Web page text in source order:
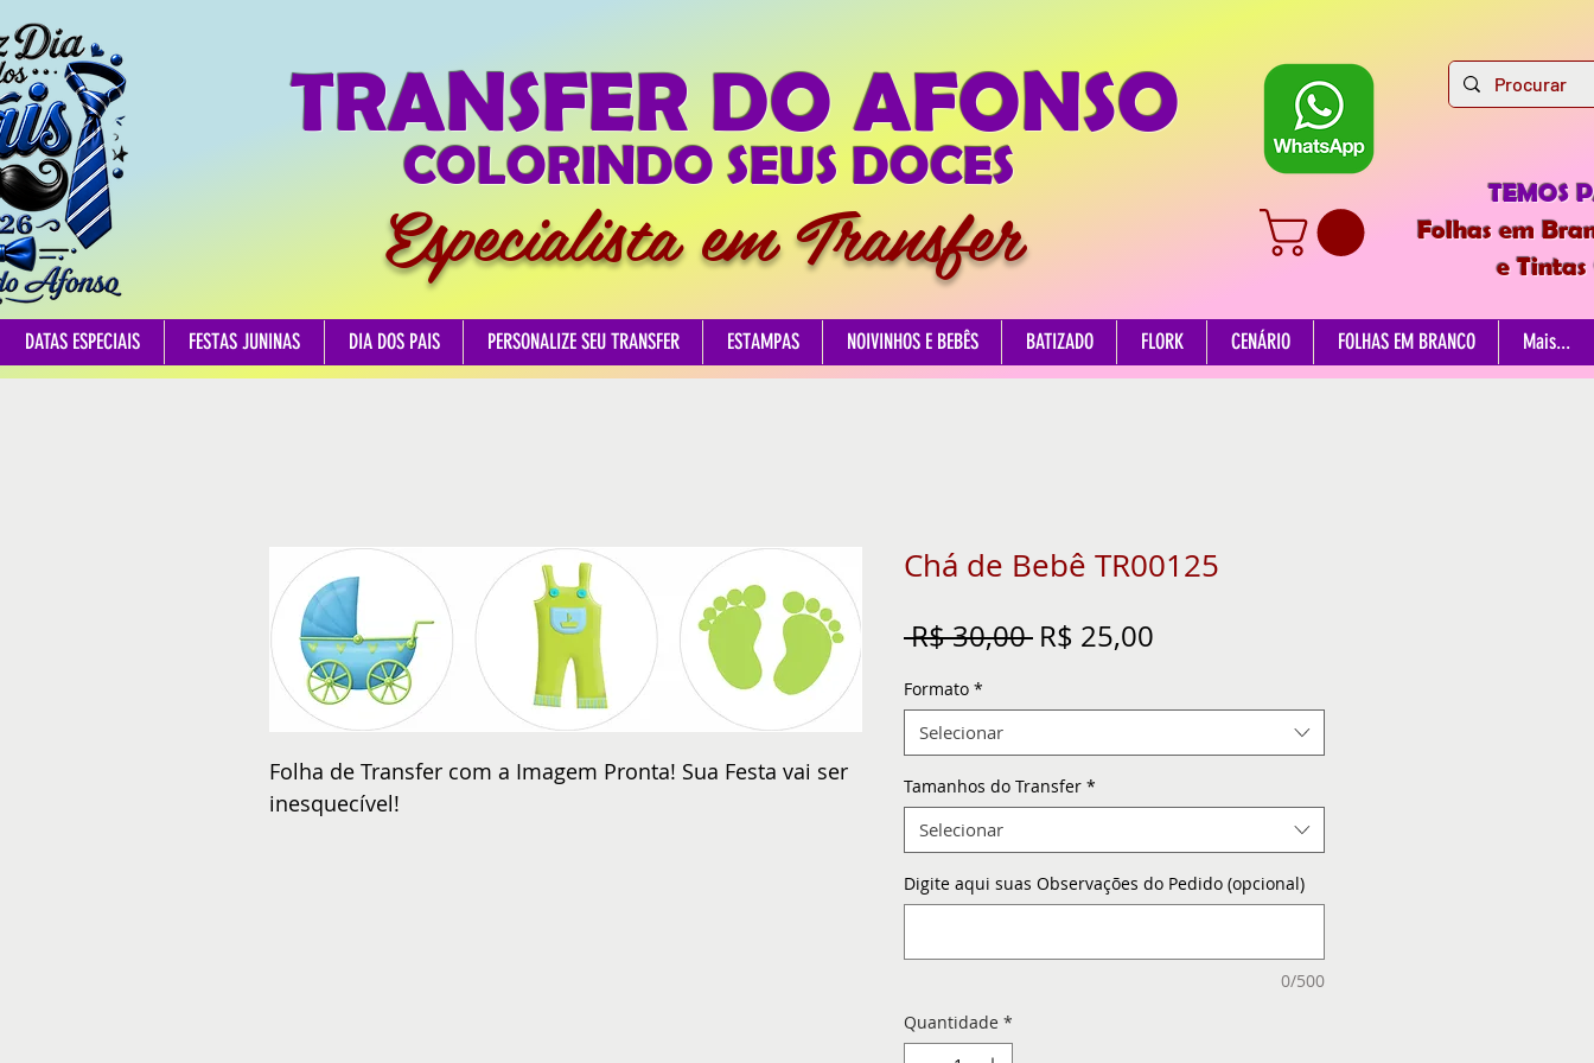
TRANSFER DO AFONSO
COLORINDO SEUS DOCES
Especialista em Transfer
TEMOS
Folhas em
e Tintas
DATAS ESPECIAIS FESTAS JUNINAS DIA DOS PAIS PERSONALIZE SEU TRANSFER ESTAMPAS NOIVINHOS E BEBÊS BATIZADO FLORK CENÁRIO FOLHAS EM BRANCO Mais...
Folha de Transfer com a Imagem Pronta! Sua Festa vai ser
inesquecível!
Chá de Bebê TR00125
R$ 30,00 Preço
R$ 25,00
Formato *
Selecionar
Tamanhos do Transfer *
Selecionar
Digite aqui suas Observações do Pedido (opcional)
0/500
Quantidade *